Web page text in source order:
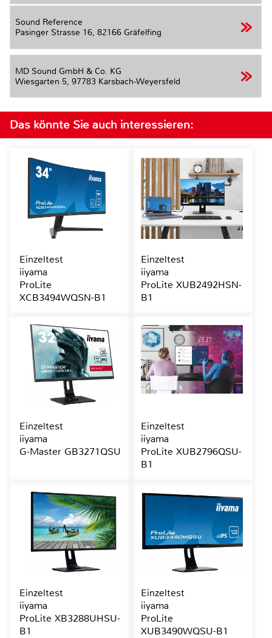
Sound Reference
Pasinger Strasse 16, 82166 Gräfelfing
MD Sound GmbH & Co. KG
Wiesgarten 5, 97783 Karsbach-Weyersfeld
Das könnte Sie auch interessieren:
Einzeltest
iiyama
ProLite
XCB3494WQSN-B1
Einzeltest
iiyama
ProLite XUB2492HSN-
B1
Einzeltest
iiyama
G-Master GB3271QSU
Einzeltest
iiyama
ProLite XUB2796QSU-
B1
Einzeltest
iiyama
ProLite XB3288UHSU-
B1
Einzeltest
iiyama
ProLite
XUB3490WQSU-B1